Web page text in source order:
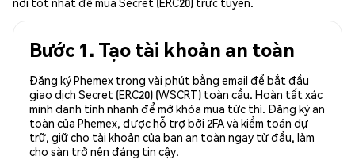
Bước 1. Tạo tài khoản an toàn
Đăng ký Phemex trong vài phút bằng email để bắt đầu
giao dịch Secret (ERC20) (WSCRT) toàn cầu. Hoàn tất xác
minh danh tính nhanh để mở khóa mua tức thì. Đăng ký an
toàn của Phemex, được hỗ trợ bởi 2FA và kiểm toán dự
trữ, giữ cho tài khoản của bạn an toàn ngay từ đầu, làm
cho sàn trở nên đáng tin cậy.